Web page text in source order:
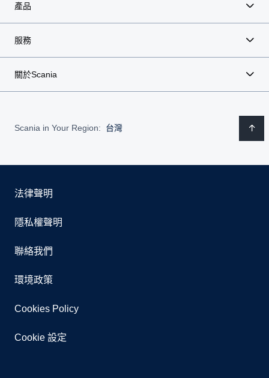
產品
服務
關於Scania
Scania in Your Region: 台灣
法律聲明
隱私權聲明
聯絡我們
環境政策
Cookies Policy
Cookie 設定